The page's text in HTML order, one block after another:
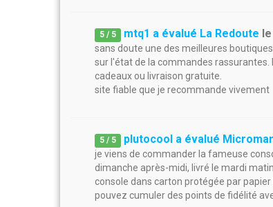
5 / 5 mtq1 a évalué La Redoute le
sans doute une des meilleures
sur l'état de la commandes
cadeaux ou livraison gratuite.
site fiable que je recommande vivement
5 / 5 plutocool a évalué
je viens de commander la fameuse
dimanche après-midi, livré le mardi
console dans carton protégée par
pouvez cumuler des points de fidélité